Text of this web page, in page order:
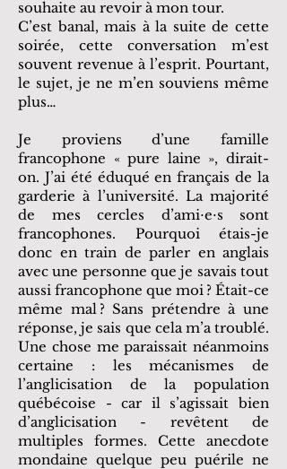
souhaite au revoir à mon tour.
C’est banal, mais à la suite de cette
soirée, cette conversation m’est
souvent revenue à l’esprit. Pourtant,
le sujet, je ne m’en souviens même
plus…
Je proviens d’une famille
francophone « pure laine », dirait-
on. J’ai été éduqué en français de la
garderie à l’université. La majorité
de mes cercles d’ami⋅e⋅s sont
francophones. Pourquoi étais-je
donc en train de parler en anglais
avec une personne que je savais tout
aussi francophone que moi ? Était-ce
même mal ? Sans prétendre à une
réponse, je sais que cela m’a troublé.
Une chose me paraissait néanmoins
certaine : les mécanismes de
l’anglicisation de la population
québécoise - car il s’agissait bien
d’anglicisation - revêtent de
multiples formes. Cette anecdote
mondaine quelque peu puérile ne